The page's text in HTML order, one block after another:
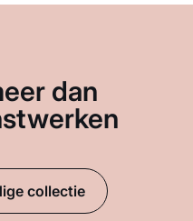
dan
collectie